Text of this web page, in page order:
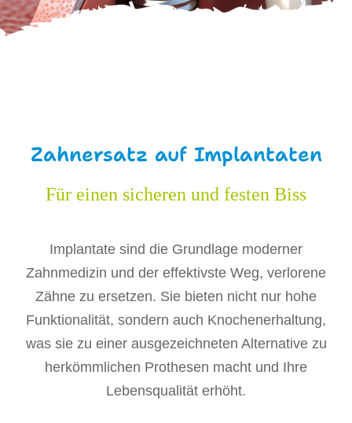
Zahnersatz auf Implantaten
Für einen sicheren und festen Biss
Implantate sind die Grundlage moderner
Zahnmedizin und der effektivste Weg, verlorene
Zähne zu ersetzen. Sie bieten nicht nur hohe
Funktionalität, sondern auch Knochenerhaltung,
was sie zu einer ausgezeichneten Alternative zu
herkömmlichen Prothesen macht und Ihre
Lebensqualität erhöht.